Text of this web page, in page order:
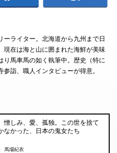
ーライター。北海道から九州まで日
現在は海と山に囲まれた海鮮が美味
り馬車馬の如く執筆中。歴史（特に
参詣、職人インタビューが得意。
憎しみ、愛、孤独。この世を捨て
なかった、日本の鬼女たち
馬場紀衣